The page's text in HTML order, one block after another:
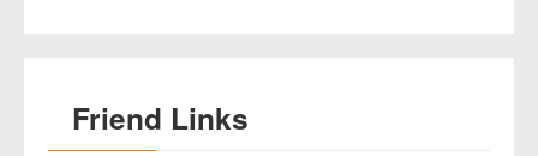
Friend Links